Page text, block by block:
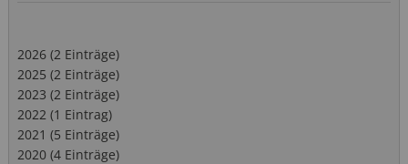
2026 (2 Einträge)
2025 (2 Einträge)
2023 (2 Einträge)
2022 (1 Eintrag)
2021 (5 Einträge)
2020 (4 Einträge)